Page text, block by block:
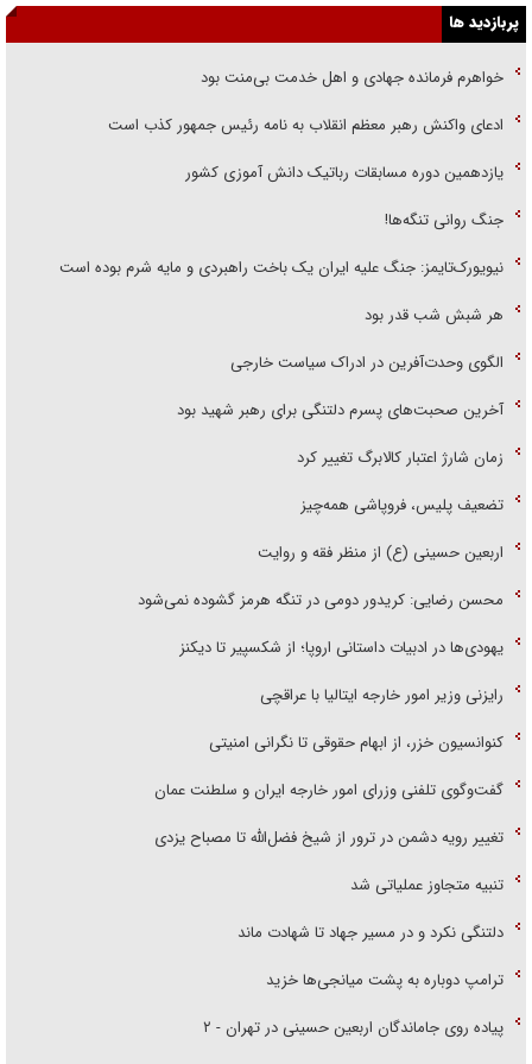
پربازدید ها
خواهرم فرمانده جهادی و اهل خدمت بی‌منت بود
ادعای واکنش رهبر معظم انقلاب به نامه رئیس جمهور کذب است
یازدهمین دوره مسابقات رباتیک دانش آموزی کشور
جنگ روانی تنگه‌ها!
نیویورک‌تایمز: جنگ علیه ایران یک باخت راهبردی و مایه شرم بوده است
هر شبش شب قدر بود
الگوی وحدت‌آفرین در ادراک سیاست خارجی
آخرین صحبت‌های پسرم دلتنگی برای رهبر شهید بود
زمان شارژ اعتبار کالابرگ تغییر کرد
تضعیف پلیس، فروپاشی همه‌چیز
اربعین حسینی (ع) از منظر فقه و روایت
محسن رضایی: کریدور دومی در تنگه هرمز گشوده نمی‌شود
یهودی‌ها در ادبیات داستانی اروپا؛ از شکسپیر تا دیکنز
رایزنی وزیر امور خارجه ایتالیا با عراقچی
کنوانسیون خزر، از ابهام حقوقی تا نگرانی امنیتی
گفت‌وگوی تلفنی وزرای امور خارجه ایران و سلطنت عمان
تغییر رویه دشمن در ترور از شیخ فضل‌الله تا مصباح یزدی
تنبیه متجاوز عملیاتی شد
دلتنگی نکرد و در مسیر جهاد تا شهادت ماند
ترامپ دوباره به پشت میانجی‌ها خزید
پیاده روی جاماندگان اربعین حسینی در تهران - ۲